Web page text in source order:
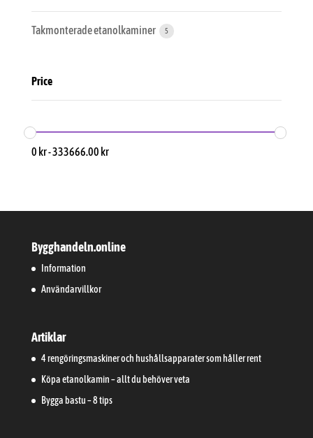
Takmonterade etanolkaminer 5
Price
0 kr-333666.00 kr
Bygghandeln.online
Information
Användarvillkor
Artiklar
4 rengöringsmaskiner och hushållsapparater som håller rent
Köpa etanolkamin – allt du behöver veta
Bygga bastu – 8 tips